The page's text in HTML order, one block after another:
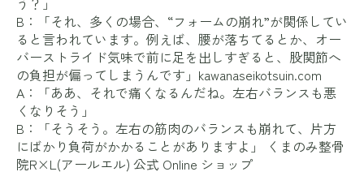
B：「それ、多くの場合、“フォームの崩れ”が関係してい
ると言われています。例えば、腰が落ちてるとか、オー
バーストライド気味で前に足を出しすぎると、股関節へ
の負担が偏ってしまうんです」 kawanaseikotsuin.com
A：「ああ、それで痛くなるんだね。左右バランスも悪
くなりそう」
B：「そうそう。左右の筋肉のバランスも崩れて、片方
にばかり負荷がかかることがありますよ」
くまのみ整骨
院R×L(アールエル) 公式 Online ショップ